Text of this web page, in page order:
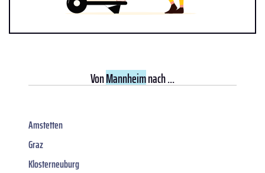
VonMannheimnach ...
Amstetten
Graz
Klosterneuburg